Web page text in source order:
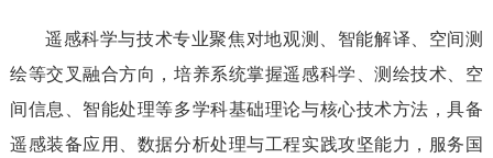
遥感科学与技术专业聚焦对地观测、智能解译、空间测
绘等交叉融合方向，培养系统掌握遥感科学、测绘技术、空
间信息、智能处理等多学科基础理论与核心技术方法，具备
遥感装备应用、数据分析处理与工程实践攻坚能力，服务国